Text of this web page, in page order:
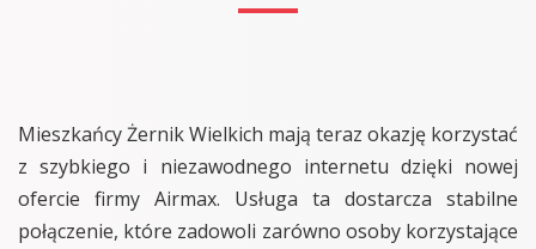
Mieszkańcy Żernik Wielkich mają teraz okazję korzystać
z szybkiego i niezawodnego internetu dzięki nowej
ofercie firmy Airmax. Usługa ta dostarcza stabilne
połączenie, które zadowoli zarówno osoby korzystające